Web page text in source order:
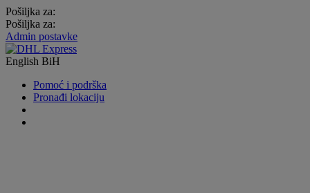
Pošiljka za:
Pošiljka za:
Admin postavke
English BiH
Pomoć i podrška
Pronađi lokaciju